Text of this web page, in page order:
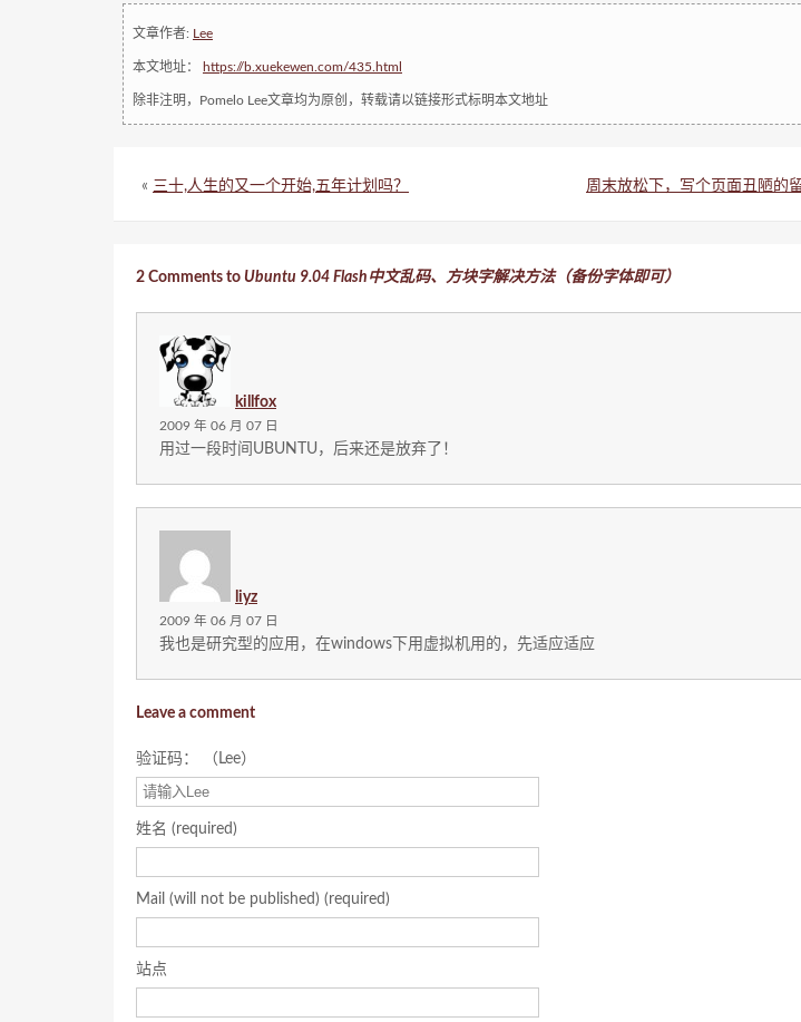
文章作者: Lee
本文地址： https://b.xuekewen.com/435.html
除非注明，Pomelo Lee文章均为原创，转载请以链接形式标明本文地址
« 三十,人生的又一个开始,五年计划吗？ 周末放松下，写个页面丑陋的
2 Comments to Ubuntu 9.04 Flash中文乱码、方块字解决方法（备份字体即可）
killfox
2009 年 06 月 07 日
用过一段时间UBUNTU，后来还是放弃了！
liyz
2009 年 06 月 07 日
我也是研究型的应用，在windows下用虚拟机用的，先适应适应
Leave a comment
验证码： （Lee）
姓名 (required)
Mail (will not be published) (required)
站点